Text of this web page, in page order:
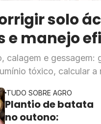
solo
e manejo
calagem e
tóxico, calcular
TUDO SOBRE AGRO
Plantio de batata
no outono: